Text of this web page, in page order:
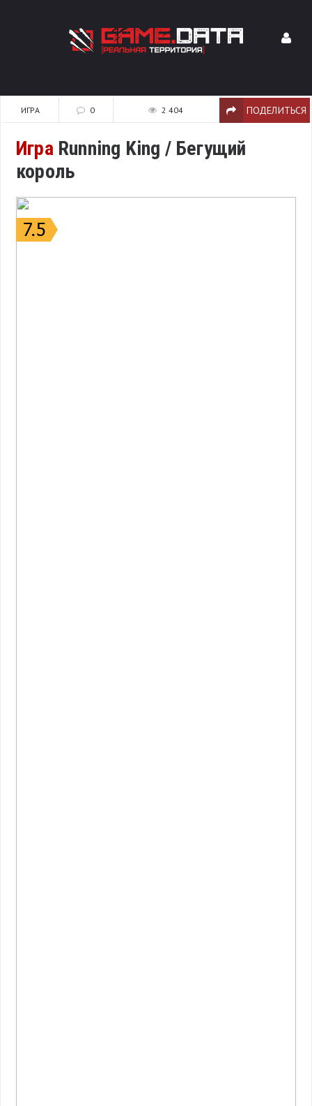
ИГРА 0 2 404 ПОДЕЛИТЬСЯ
ИграRunning King / Бегущий
король